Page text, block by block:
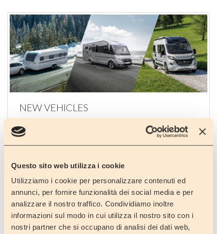
Questo sito web utilizza i cookie
Utilizziamo i cookie per personalizzare contenuti ed
annunci, per fornire funzionalità dei social media e per
analizzare il nostro traffico. Condividiamo inoltre
informazioni sul modo in cui utilizza il nostro sito con i
nostri partner che si occupano di analisi dei dati web,
NEW VEHICLES
Discover the new generation.